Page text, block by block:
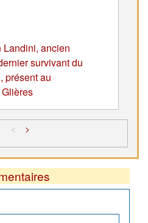
Landini, ancien
survivant du
présent au
< >